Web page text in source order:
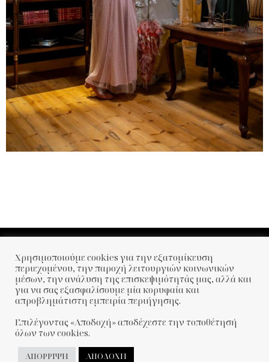
Χρησιμοποιούμε cookies για την εξατομίκευση
περιεχομένου, την παροχή λειτουργιών κοινωνικών
μέσων, την ανάλυση της επισκεψιμότητάς μας, αλλά και
για να σας εξασφαλίσουμε μία κορυφαία και
απροβλημάτιστη εμπειρία περιήγησης.
Επιλέγοντας «Αποδοχή» αποδέχεστε την τοποθέτησή
όλων των cookies.
ΑΠΟΡΡΙΨΗ ΑΠΟΔΟΧΗ